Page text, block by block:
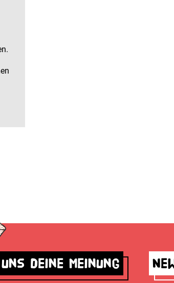
deine Meinung